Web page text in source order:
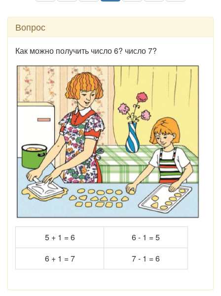
Вопрос
Как можно получить число 6? число 7?
5 + 1 = 6
6 - 1 = 5
6 + 1 = 7
7 - 1 = 6